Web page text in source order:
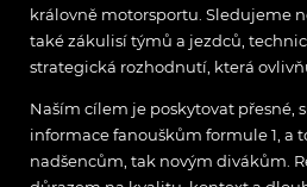
královně motorsportu. Sledujeme
také zákulisí týmů a jezdců,
strategická rozhodnutí, která
Naším cílem je poskytovat přesné,
informace fanouškům formule 1, a
nadšencům, tak novým divákům.